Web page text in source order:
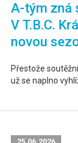
A-tým zná
V T.B.C.
novou
Přestože
už se naplno